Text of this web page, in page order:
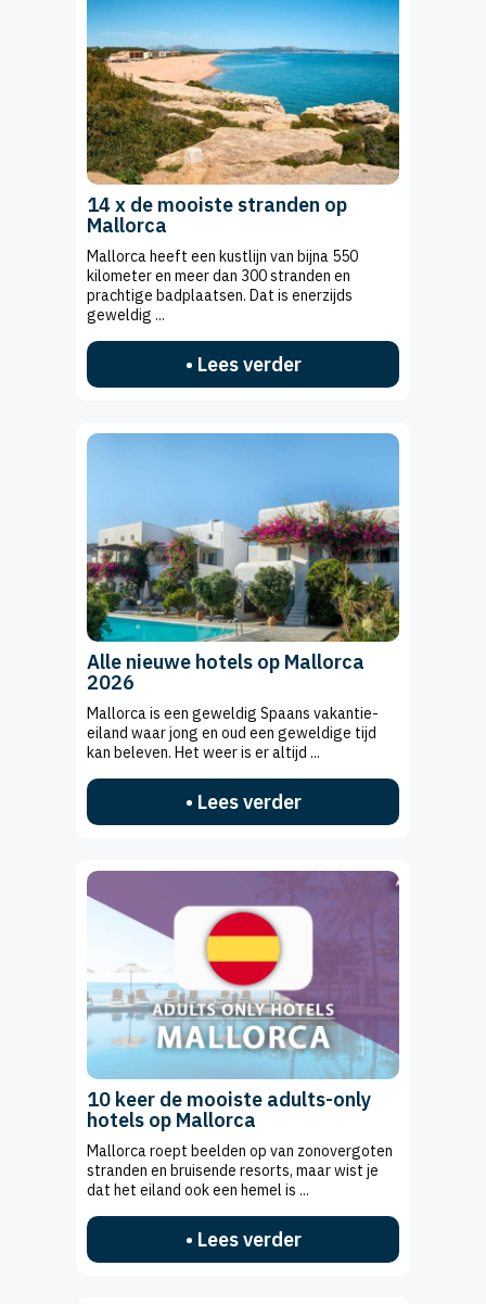
14 x de mooiste stranden op
Mallorca
Mallorca heeft een kustlijn van bijna 550
kilometer en meer dan 300 stranden en
prachtige badplaatsen. Dat is enerzijds
geweldig ...
• Lees verder
Alle nieuwe hotels op Mallorca
2026
Mallorca is een geweldig Spaans vakantie-
eiland waar jong en oud een geweldige tijd
kan beleven. Het weer is er altijd ...
• Lees verder
10 keer de mooiste adults-only
hotels op Mallorca
Mallorca roept beelden op van zonovergoten
stranden en bruisende resorts, maar wist je
dat het eiland ook een hemel is ...
• Lees verder